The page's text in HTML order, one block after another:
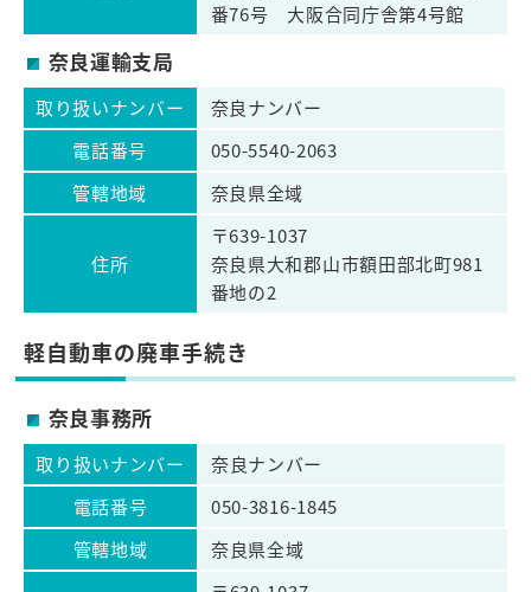
番76号 大阪合同庁舎第4号館
奈良運輸支局
取り扱いナンバー
奈良ナンバー
電話番号
050-5540-2063
管轄地域
奈良県全域
住所
〒639-1037
奈良県大和郡山市額田部北町981
番地の2
軽自動車の廃車手続き
奈良事務所
取り扱いナンバー
奈良ナンバー
電話番号
050-3816-1845
管轄地域
奈良県全域